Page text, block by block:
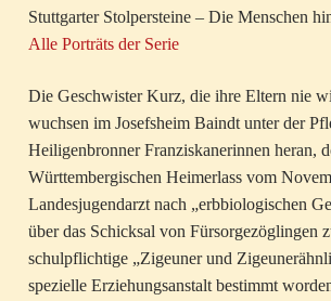
Stuttgarter Stolpersteine – Die Menschen
Alle Porträts der Serie
Die Geschwister Kurz, die ihre Eltern nie
wuchsen im Josefsheim Baindt unter der
Heiligenbronner Franziskanerinnen heran,
Württembergischen Heimerlass vom
Landesjugendarzt nach „erbbiologischen
über das Schicksal von Fürsorgezöglingen
schulpflichtige „Zigeuner und
spezielle Erziehungsanstalt bestimmt